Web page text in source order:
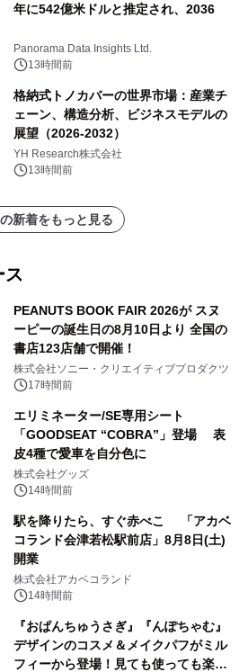
年に542億米ドルと推定され、2036
Panorama Data Insights Ltd.
13時間前
格納式トノカバーの世界市場：産業チ
ェーン、構造分析、ビジネスモデルの
展望（2026-2032）
YH Research株式会社
13時間前
新着をもっと見る
ス
PEANUTS BOOK FAIR 2026が スヌ
ーピーの誕生日の8月10日より 全国の
書店123店舗で開催！
株式会社ソニー・クリエイティブプロダクツ
17時間前
エリミネーター/SE専用シート
「GOODSEAT “COBRA”」登場 表
皮4種で愛車を自分色に
株式会社グッズ
14時間前
駅を降りたら、すぐ赤べこ 「アカベ
コランド会津若松駅前店」8月8日(土)
開業
株式会社アカベコランド
14時間前
『おぱんちゅうさぎ』『んぽちゃむ』
デザインのコスメ＆メイクパフがミル
フィーから登場！見ても使っても楽し